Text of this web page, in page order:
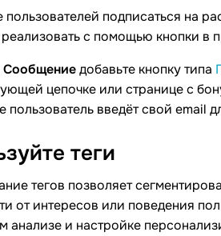
подписаться на
с помощью кнопки в
Сообщениедобавьте кнопку типа
цепочке или странице с
пользователь введёт свой email
теги
тегов позволяет
от интересов или поведения
анализе и настройке